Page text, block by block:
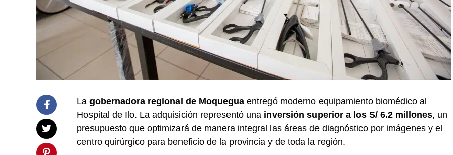
La gobernadora regional de Moquegua entregó moderno equipamiento biomédico al
Hospital de Ilo. La adquisición representó una inversión superior a los S/ 6.2 millones, un
presupuesto que optimizará de manera integral las áreas de diagnóstico por imágenes y el
centro quirúrgico para beneficio de la provincia y de toda la región.